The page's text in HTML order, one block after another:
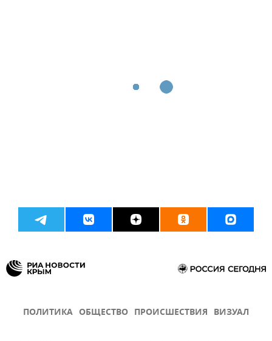
ПОЛИТИКА ОБЩЕСТВО ПРОИСШЕСТВИЯ ВИЗУАЛ